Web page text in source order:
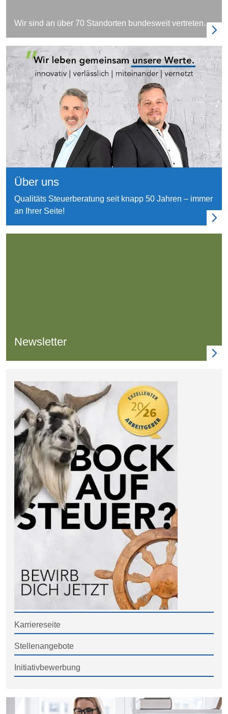
Wir sind an über 70 Standorten bundesweit vertreten.
Über uns
Qualitäts Steuerberatung seit knapp 50 Jahren – immer
an Ihrer Seite!
Newsletter
Karriereseite
Stellenangebote
Initiativbewerbung